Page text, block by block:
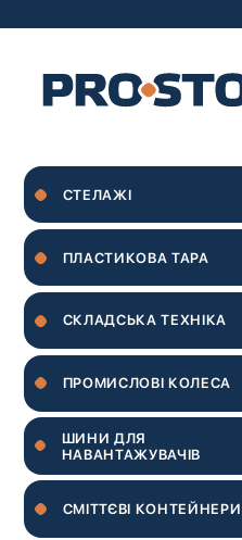
СТЕЛАЖІ
ПЛАСТИКОВА ТАРА
СКЛАДСЬКА ТЕХНІКА
ПРОМИСЛОВІ КОЛЕСА
ШИНИ ДЛЯ
НАВАНТАЖУВАЧІВ
CМІТТЄВІ КОНТЕЙНЕРИ